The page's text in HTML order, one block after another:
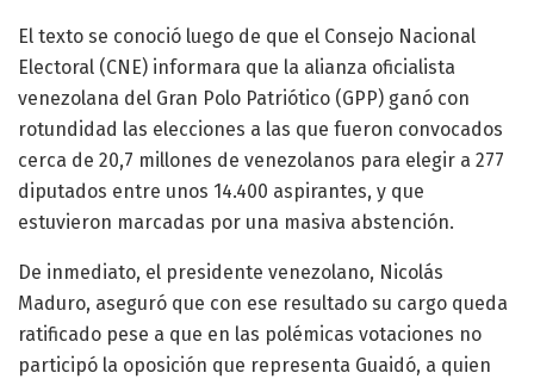
El texto se conoció luego de que el Consejo Nacional
Electoral (CNE) informara que la alianza oficialista
venezolana del Gran Polo Patriótico (GPP) ganó con
rotundidad las elecciones a las que fueron convocados
cerca de 20,7 millones de venezolanos para elegir a 277
diputados entre unos 14.400 aspirantes, y que
estuvieron marcadas por una masiva abstención.
De inmediato, el presidente venezolano, Nicolás
Maduro, aseguró que con ese resultado su cargo queda
ratificado pese a que en las polémicas votaciones no
participó la oposición que representa Guaidó, a quien